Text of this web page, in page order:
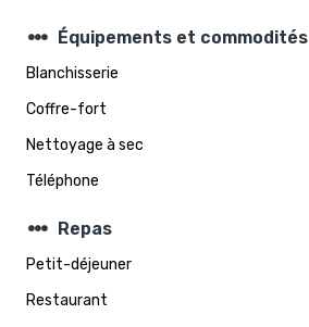
steppers Équipements et commodités
Blanchisserie
Coffre-fort
Nettoyage à sec
Téléphone
steppers Repas
Petit-déjeuner
Restaurant